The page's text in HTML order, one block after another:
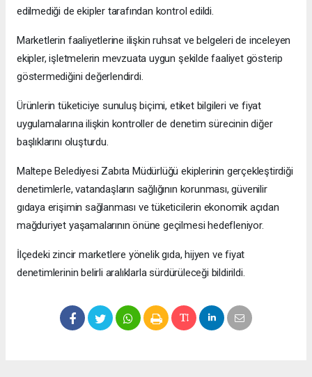
edilmediği de ekipler tarafından kontrol edildi.
Marketlerin faaliyetlerine ilişkin ruhsat ve belgeleri de inceleyen
ekipler, işletmelerin mevzuata uygun şekilde faaliyet gösterip
göstermediğini değerlendirdi.
Ürünlerin tüketiciye sunuluş biçimi, etiket bilgileri ve fiyat
uygulamalarına ilişkin kontroller de denetim sürecinin diğer
başlıklarını oluşturdu.
Maltepe Belediyesi Zabıta Müdürlüğü ekiplerinin gerçekleştirdiği
denetimlerle, vatandaşların sağlığının korunması, güvenilir
gıdaya erişimin sağlanması ve tüketicilerin ekonomik açıdan
mağduriyet yaşamalarının önüne geçilmesi hedefleniyor.
İlçedeki zincir marketlere yönelik gıda, hijyen ve fiyat
denetimlerinin belirli aralıklarla sürdürüleceği bildirildi.